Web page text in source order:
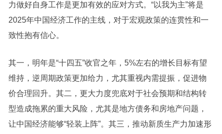
力做好自身工作是更加有效的应对方式。“以我为主”将是
2025年中国经济工作的主线，对于宏观政策的连贯性和一
致性抱有信心。
其一，明年是“十四五”收官之年，5%左右的增长目标有望
维持，逆周期政策更加给力，尤其重视内需提振，促进物
价合理回升。其二，更大力度兜底对于社会预期和结构转
型造成拖累的重大风险，尤其是地方债务和房地产问题，
让中国经济能够“轻装上阵”。其三，推动新质生产力加速形